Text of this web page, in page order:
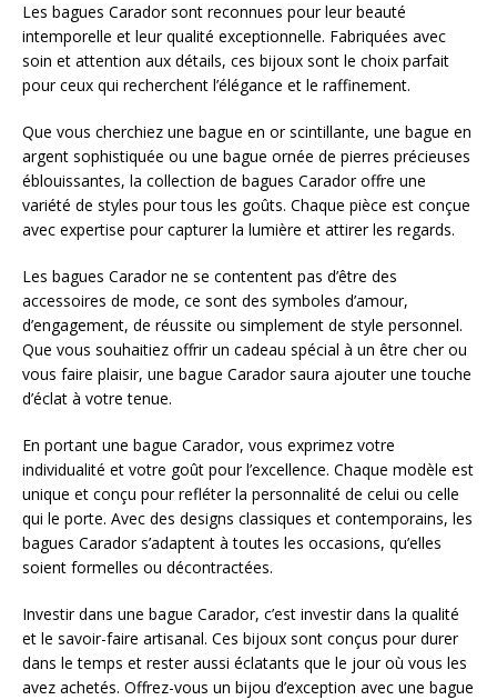
Les bagues Carador sont reconnues pour leur beauté
intemporelle et leur qualité exceptionnelle. Fabriquées avec
soin et attention aux détails, ces bijoux sont le choix parfait
pour ceux qui recherchent l’élégance et le raffinement.
Que vous cherchiez une bague en or scintillante, une bague en
argent sophistiquée ou une bague ornée de pierres précieuses
éblouissantes, la collection de bagues Carador offre une
variété de styles pour tous les goûts. Chaque pièce est conçue
avec expertise pour capturer la lumière et attirer les regards.
Les bagues Carador ne se contentent pas d’être des
accessoires de mode, ce sont des symboles d’amour,
d’engagement, de réussite ou simplement de style personnel.
Que vous souhaitiez offrir un cadeau spécial à un être cher ou
vous faire plaisir, une bague Carador saura ajouter une touche
d’éclat à votre tenue.
En portant une bague Carador, vous exprimez votre
individualité et votre goût pour l’excellence. Chaque modèle est
unique et conçu pour refléter la personnalité de celui ou celle
qui le porte. Avec des designs classiques et contemporains, les
bagues Carador s’adaptent à toutes les occasions, qu’elles
soient formelles ou décontractées.
Investir dans une bague Carador, c’est investir dans la qualité
et le savoir-faire artisanal. Ces bijoux sont conçus pour durer
dans le temps et rester aussi éclatants que le jour où vous les
avez achetés. Offrez-vous un bijou d’exception avec une bague